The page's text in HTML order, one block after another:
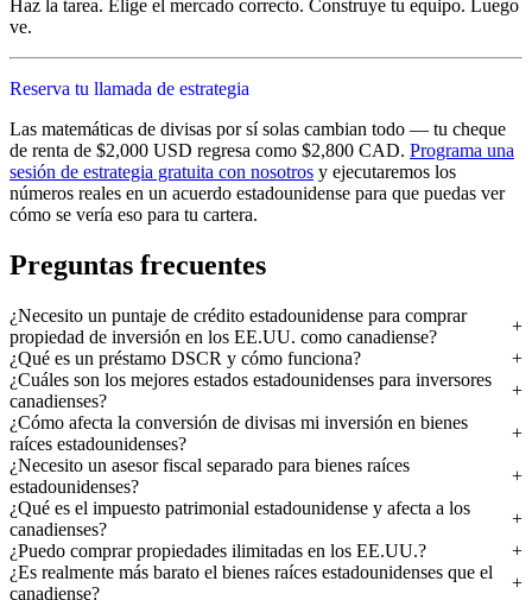
Haz la tarea. Elige el mercado correcto. Construye tu equipo. Luego
ve.
Reserva tu llamada de estrategia
Las matemáticas de divisas por sí solas cambian todo — tu cheque
de renta de $2,000 USD regresa como $2,800 CAD. Programa una
sesión de estrategia gratuita con nosotros y ejecutaremos los
números reales en un acuerdo estadounidense para que puedas ver
cómo se vería eso para tu cartera.
Preguntas frecuentes
¿Necesito un puntaje de crédito estadounidense para comprar
propiedad de inversión en los EE.UU. como canadiense?
¿Qué es un préstamo DSCR y cómo funciona?
¿Cuáles son los mejores estados estadounidenses para inversores
canadienses?
¿Cómo afecta la conversión de divisas mi inversión en bienes
raíces estadounidenses?
¿Necesito un asesor fiscal separado para bienes raíces
estadounidenses?
¿Qué es el impuesto patrimonial estadounidense y afecta a los
canadienses?
¿Puedo comprar propiedades ilimitadas en los EE.UU.?
¿Es realmente más barato el bienes raíces estadounidenses que el
canadiense?